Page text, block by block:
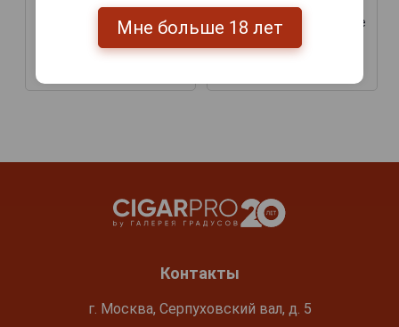
Budweiser Original Lager
Пиво Будвайзер светлое
фильтрованное 0.5л
Budweiser Original Lager
Пиво Будвайзер светлое
фильтрованное стекло
0.5л
Контакты
г. Москва, Серпуховский вал, д. 5
Мне больше 18 лет